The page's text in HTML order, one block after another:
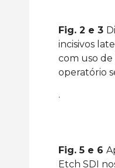
Fig. 2 e 3
incisivos
com uso
operatório
.
Fig. 5 e 6
Etch SDI